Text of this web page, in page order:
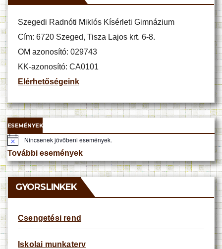
Szegedi Radnóti Miklós Kísérleti Gimnázium
Cím: 6720 Szeged, Tisza Lajos krt. 6-8.
OM azonosító: 029743
KK-azonosító: CA0101
Elérhetőségeink
ESEMÉNYEK
N
o
t
i
c
e
Nincsenek jövőbeni események.
További események
GYORSLINKEK
Csengetési rend
Iskolai munkaterv